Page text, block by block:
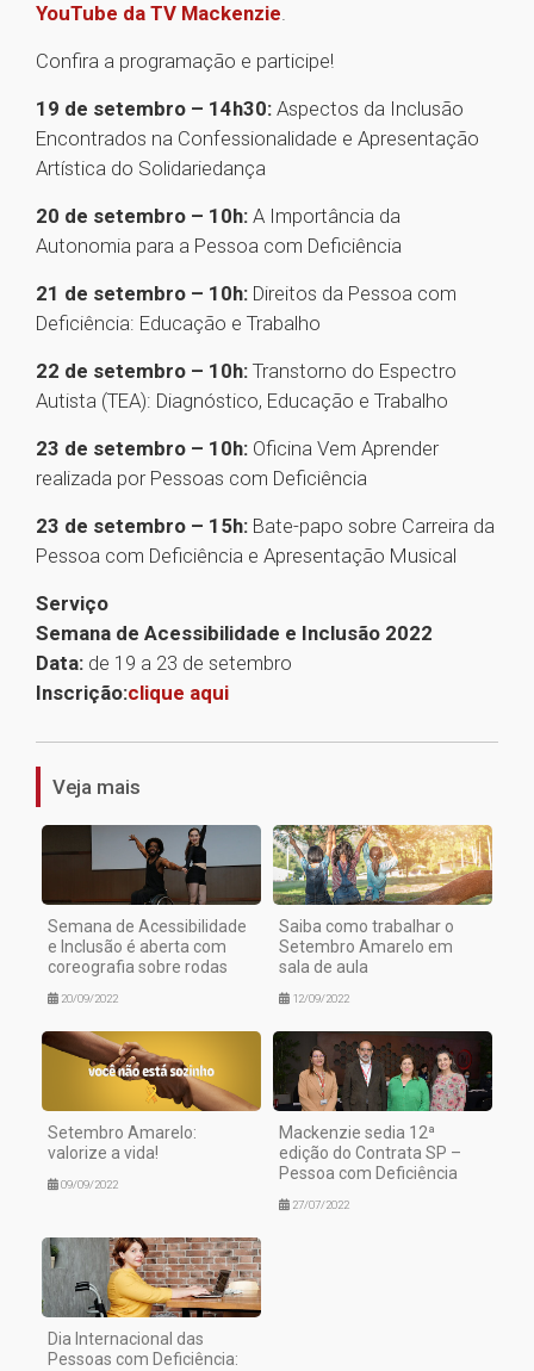
YouTube da TV Mackenzie.
Confira a programação e participe!
19 de setembro – 14h30: Aspectos da Inclusão
Encontrados na Confessionalidade e Apresentação
Artística do Solidariedança
20 de setembro – 10h: A Importância da
Autonomia para a Pessoa com Deficiência
21 de setembro – 10h: Direitos da Pessoa com
Deficiência: Educação e Trabalho
22 de setembro – 10h: Transtorno do Espectro
Autista (TEA): Diagnóstico, Educação e Trabalho
23 de setembro – 10h: Oficina Vem Aprender
realizada por Pessoas com Deficiência
23 de setembro – 15h: Bate-papo sobre Carreira da
Pessoa com Deficiência e Apresentação Musical
Serviço
Semana de Acessibilidade e Inclusão 2022
Data: de 19 a 23 de setembro
Inscrição:clique aqui
Veja mais
Semana de Acessibilidade
e Inclusão é aberta com
coreografia sobre rodas
20/09/2022
Saiba como trabalhar o
Setembro Amarelo em
sala de aula
12/09/2022
Setembro Amarelo:
valorize a vida!
09/09/2022
Mackenzie sedia 12ª
edição do Contrata SP –
Pessoa com Deficiência
27/07/2022
Dia Internacional das
Pessoas com Deficiência: